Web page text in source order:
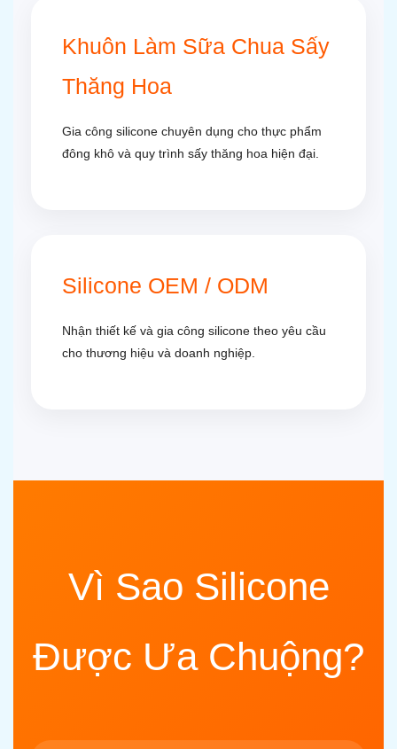
Khuôn Làm Sữa Chua Sấy
Thăng Hoa
Gia công silicone chuyên dụng cho thực phẩm
đông khô và quy trình sấy thăng hoa hiện đại.
Silicone OEM / ODM
Nhận thiết kế và gia công silicone theo yêu cầu
cho thương hiệu và doanh nghiệp.
Vì Sao Silicone
Được Ưa Chuộng?